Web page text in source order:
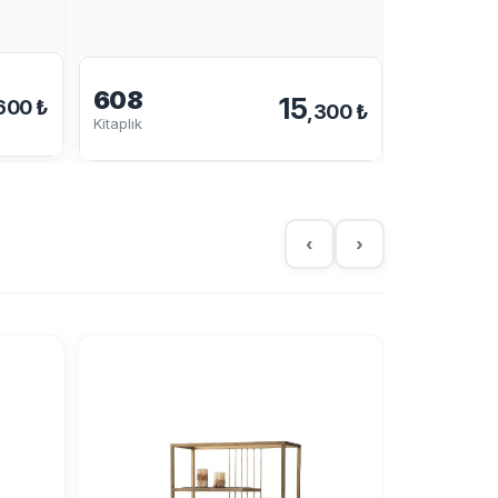
₺ 608
Kitaplık 15 ,300 ₺
‹ ›